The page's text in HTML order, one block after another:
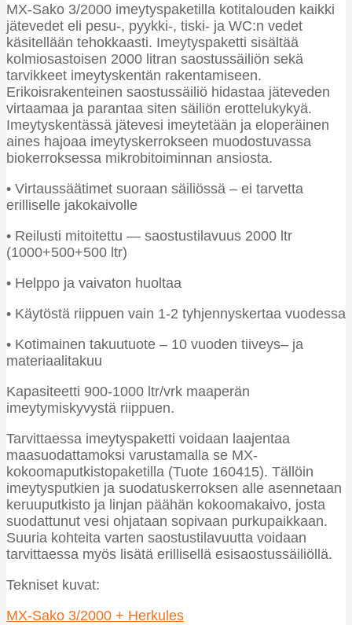
MX-Sako 3/2000 imeytyspaketilla kotitalouden kaikki
jätevedet eli pesu-, pyykki-, tiski- ja WC:n vedet
käsitellään tehokkaasti. Imeytyspaketti sisältää
kolmiosastoisen 2000 litran saostussäiliön sekä
tarvikkeet imeytyskentän rakentamiseen.
Erikoisrakenteinen saostussäiliö hidastaa jäteveden
virtaamaa ja parantaa siten säiliön erottelukykyä.
Imeytyskentässä jätevesi imeytetään ja eloperäinen
aines hajoaa imeytyskerrokseen muodostuvassa
biokerroksessa mikrobitoiminnan ansiosta.
• Virtaussäätimet suoraan säiliössä – ei tarvetta
erilliselle jakokaivolle
• Reilusti mitoitettu — saostustilavuus 2000 ltr
(1000+500+500 ltr)
• Helppo ja vaivaton huoltaa
• Käytöstä riippuen vain 1-2 tyhjennyskertaa vuodessa
• Kotimainen takuutuote – 10 vuoden tiiveys– ja
materiaalitakuu
Kapasiteetti 900-1000 ltr/vrk maaperän
imeytymiskyvystä riippuen.
Tarvittaessa imeytyspaketti voidaan laajentaa
maasuodattamoksi varustamalla se MX-
kokoomaputkistopaketilla (Tuote 160415). Tällöin
imeytysputkien ja suodatuskerroksen alle asennetaan
keruuputkisto ja linjan päähän kokoomakaivo, josta
suodattunut vesi ohjataan sopivaan purkupaikkaan.
Suuria kohteita varten saostustilavuutta voidaan
tarvittaessa myös lisätä erillisellä esisaostussäiliöllä.
Tekniset kuvat:
MX-Sako 3/2000 + Herkules